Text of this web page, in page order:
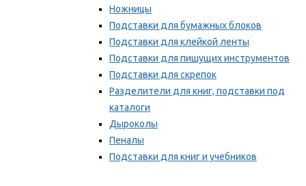
Ножницы
Подставки для бумажных блоков
Подставки для клейкой ленты
Подставки для пишущих инструментов
Подставки для скрепок
Разделители для книг, подставки под
каталоги
Дыроколы
Пеналы
Подставки для книг и учебников